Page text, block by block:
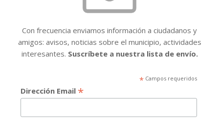
Con frecuencia enviamos información a ciudadanos y
amigos: avisos, noticias sobre el municipio, actividades
interesantes. Suscríbete a nuestra lista de envío.
*Campos requeridos
Dirección Email *